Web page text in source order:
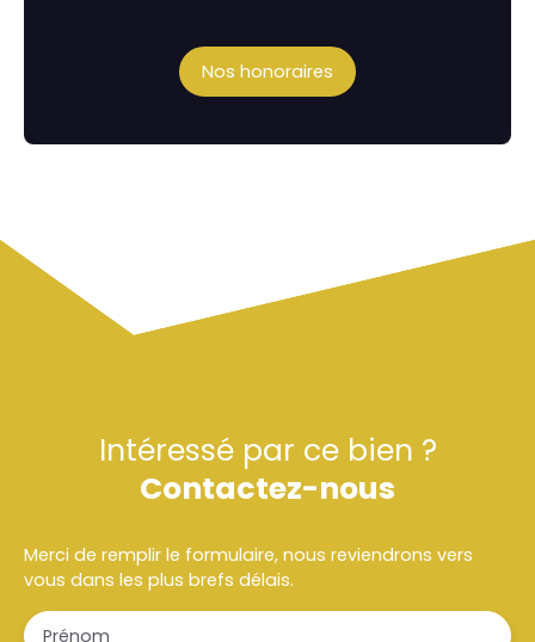
Nos honoraires
Intéressé par ce bien ?
Contactez-nous
Merci de remplir le formulaire, nous reviendrons vers
vous dans les plus brefs délais.
Prénom